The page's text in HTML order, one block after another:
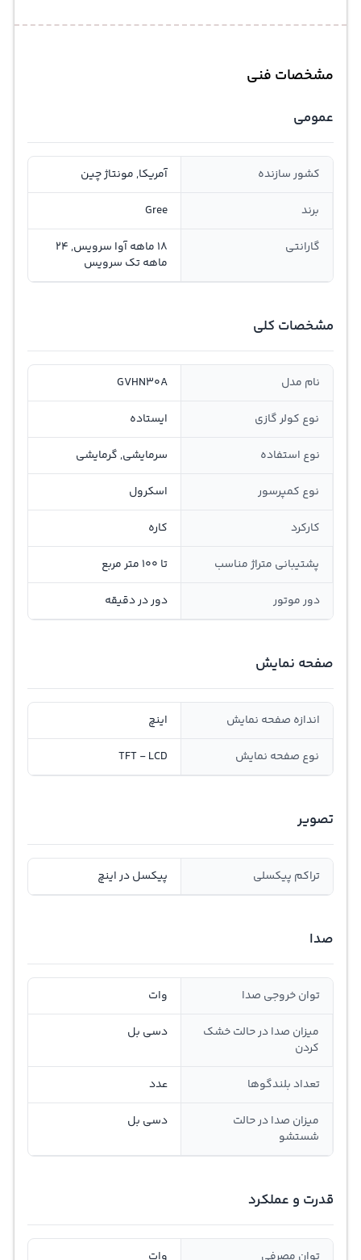
مشخصات فنی
عمومی
کشور سازنده آمریکا, مونتاژ چین
برند Gree
گارانتی
18 ماهه آوا سرویس, 24
ماهه تک سرویس
مشخصات کلی
نام مدل GVHN30A
نوع کولر گازی ایستاده
نوع استفاده سرمایشی, گرمایشی
نوع کمپرسور اسکرول
کارکرد کاره
پشتیبانی متراژ مناسب تا 100 متر مربع
دور موتور دور در دقیقه
صفحه نمایش
اندازه صفحه نمایش اینچ
نوع صفحه نمایش TFT - LCD
تصویر
تراکم پیکسلی پیکسل در اینچ
صدا
توان خروجی صدا وات
میزان صدا در حالت خشک
کردن
دسی بل
تعداد بلندگوها عدد
میزان صدا در حالت
شستشو
دسی بل
قدرت و عملکرد